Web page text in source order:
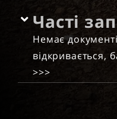
Часті
Немає
відкривається,
>>>